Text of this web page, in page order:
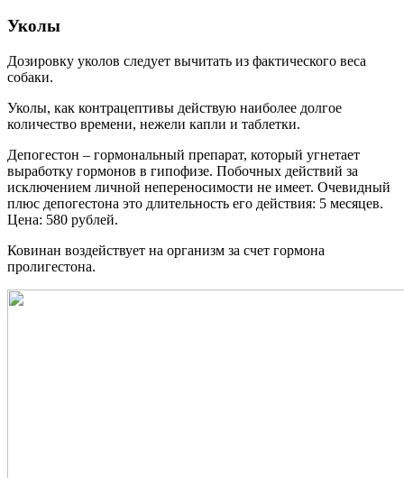
Уколы
Дозировку уколов следует вычитать из фактического веса
собаки.
Уколы, как контрацептивы действую наиболее долгое
количество времени, нежели капли и таблетки.
Депогестон – гормональный препарат, который угнетает
выработку гормонов в гипофизе. Побочных действий за
исключением личной непереносимости не имеет. Очевидный
плюс депогестона это длительность его действия: 5 месяцев.
Цена: 580 рублей.
Ковинан воздействует на организм за счет гормона
пролигестона.